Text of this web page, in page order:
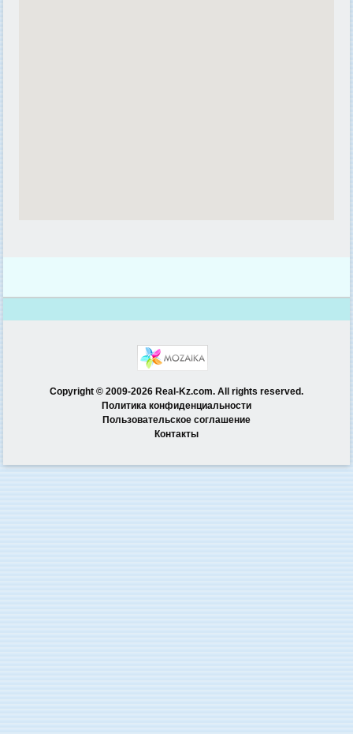
Copyright © 2009-2026 Real-Kz.com. All rights reserved.
Политика конфиденциальности
Пользовательское соглашение
Контакты